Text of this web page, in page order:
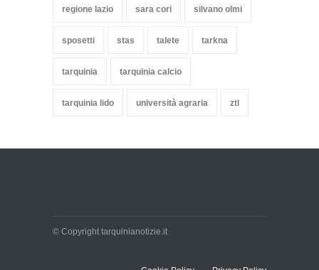
regione lazio sara cori silvano olmi
sposetti stas talete tarkna
tarquinia tarquinia calcio
tarquinia lido università agraria ztl
© Copyright tarquinianotizie.it